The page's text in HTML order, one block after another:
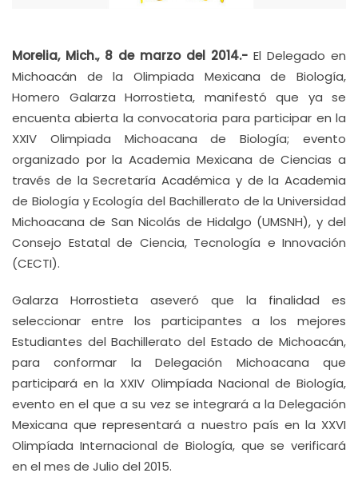
Morelia, Mich., 8 de marzo del 2014.- El Delegado en
Michoacán de la Olimpiada Mexicana de Biología,
Homero Galarza Horrostieta, manifestó que ya se
encuenta abierta la convocatoria para participar en la
XXIV Olimpiada Michoacana de Biología; evento
organizado por la Academia Mexicana de Ciencias a
través de la Secretaría Académica y de la Academia
de Biología y Ecología del Bachillerato de la Universidad
Michoacana de San Nicolás de Hidalgo (UMSNH), y del
Consejo Estatal de Ciencia, Tecnología e Innovación
(CECTI).
Galarza Horrostieta aseveró que la finalidad es
seleccionar entre los participantes a los mejores
Estudiantes del Bachillerato del Estado de Michoacán,
para conformar la Delegación Michoacana que
participará en la XXIV Olimpíada Nacional de Biología,
evento en el que a su vez se integrará a la Delegación
Mexicana que representará a nuestro país en la XXVI
Olimpíada Internacional de Biología, que se verificará
en el mes de Julio del 2015.